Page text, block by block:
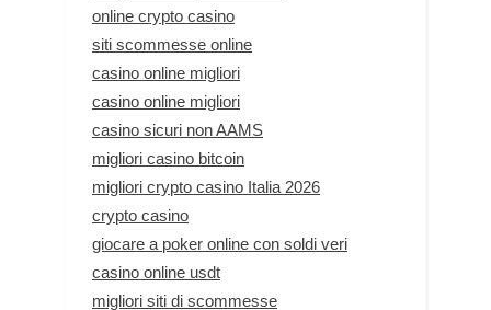
online crypto casino
siti scommesse online
casino online migliori
casino online migliori
casino sicuri non AAMS
migliori casino bitcoin
migliori crypto casino Italia 2026
crypto casino
giocare a poker online con soldi veri
casino online usdt
migliori siti di scommesse